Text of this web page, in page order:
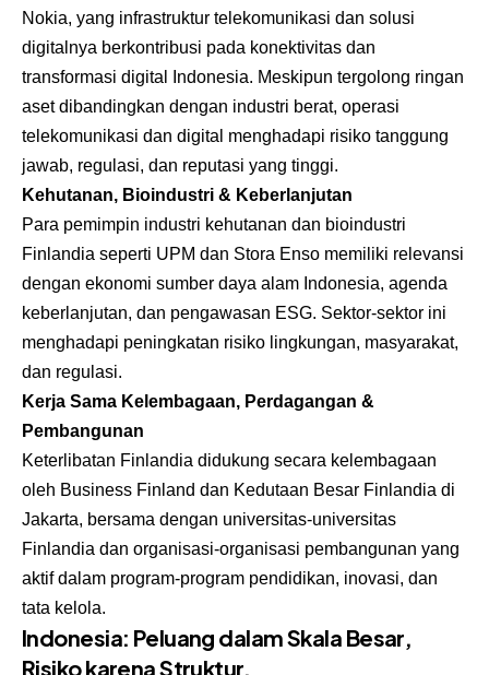
Nokia, yang infrastruktur telekomunikasi dan solusi
digitalnya berkontribusi pada konektivitas dan
transformasi digital Indonesia. Meskipun tergolong ringan
aset dibandingkan dengan industri berat, operasi
telekomunikasi dan digital menghadapi risiko tanggung
jawab, regulasi, dan reputasi yang tinggi.
Kehutanan, Bioindustri & Keberlanjutan
Para pemimpin industri kehutanan dan bioindustri
Finlandia seperti UPM dan Stora Enso memiliki relevansi
dengan ekonomi sumber daya alam Indonesia, agenda
keberlanjutan, dan pengawasan ESG. Sektor-sektor ini
menghadapi peningkatan risiko lingkungan, masyarakat,
dan regulasi.
Kerja Sama Kelembagaan, Perdagangan &
Pembangunan
Keterlibatan Finlandia didukung secara kelembagaan
oleh Business Finland dan Kedutaan Besar Finlandia di
Jakarta, bersama dengan universitas-universitas
Finlandia dan organisasi-organisasi pembangunan yang
aktif dalam program-program pendidikan, inovasi, dan
tata kelola.
Indonesia: Peluang dalam Skala Besar,
Risiko karena Struktur.